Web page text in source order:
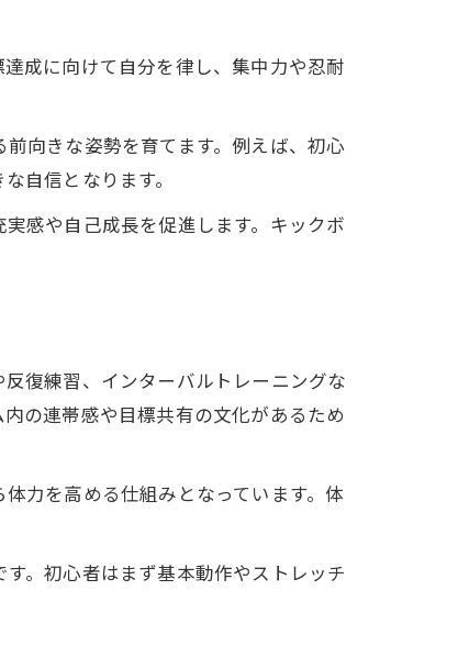
成に向けて自分を律し、集中力や忍耐
向きな姿勢を育てます。例えば、初心
自信となります。
感や自己成長を促進します。キックボ
復練習、インターバルトレーニングな
の連帯感や目標共有の文化があるため
力を高める仕組みとなっています。体
。初心者はまず基本動作やストレッチ